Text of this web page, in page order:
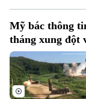
Chuyên mục
Mỹ bác thông
tháng xung đột